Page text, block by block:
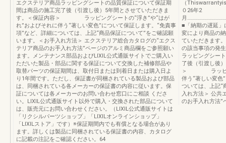
エクステリア商品ラッピングシートの品質保証について保証期
間は商品の施工完了後（引渡し後）5年間とさせていただきま
す。＜保証内容＞ ラッピングシートの“浮き”や“はが
れ”およびそれに伴う“著しい変色”について保証します。“免責事
項”など、詳細については、上記“商品保証について”をご確認願
います。＜お手入れ方法＞ エクステリア総合カタログの“エクス
テリア商品のお手入れ方法”ページのアルミ商品欄をご参照願い
ます。メンテナンス部品およびLIXIL公式通販サイトでご購入い
ただいた製品・部品に関する保証について交換した補修部品や
取替パーツの保証期間は、取付日または到着日または購入日よ
り1年間です。ただし、保証書が同梱されている製品および部品
は、同梱されている各メーカーの保証書の内容に従います。保
証については各メーカーのお問い合わせ窓口にご相談 くださ
い。LIXIL公式通販サイト以外で購入・交換された部品について
は、販売元にお問い合わせください。（LIXIL公式通販サイトは
「リクシルパーツショップ」「LIXILオンラインショップ」
「LIXILストア」です）※保証期間内でも有償となる場合があり
ます。詳しくは製品に同梱されている保証書の内容、カタログ
に記載の注記をご確認ください。64
（
０26年2
月
■「納期の遅延」
変により商品の
ていただきます
の該当事項の発
ラッピングシー
了後（引渡し後
＞ ラッピング
伴う“著しい変色
ついては、上記“
入れ方法＞ 公共
のお手入れ方法”